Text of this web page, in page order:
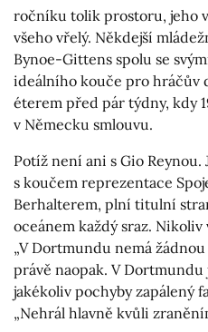
ročníku tolik prostoru, jeho
všeho vřelý. Někdejší
Bynoe-Gittens spolu se
ideálního kouče pro hráčův
éterem před pár týdny, kdy
v Německu smlouvu.
Potíž není ani s Gio
s koučem reprezentace
Berhalterem, plní titulní
oceánem každý sraz. Nikoliv
„V Dortmundu nemá
právě naopak. V Dortmundu
jakékoliv pochyby zapálený
„Nehrál hlavně kvůli